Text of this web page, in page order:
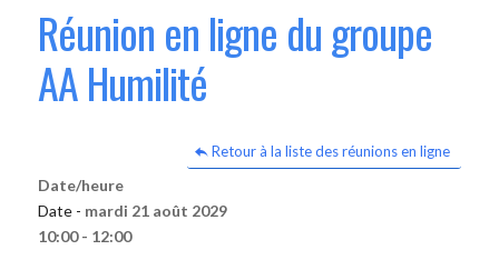
Réunion en ligne du groupe
AA Humilité
Retour à la liste des réunions en ligne
Date/heure
Date - mardi 21 août 2029
10:00 - 12:00